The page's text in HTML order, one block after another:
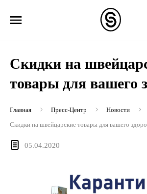
Скидки на
товары для вашего
Главная Пресс-Центр
Новости
Скидки на швейцарские товары для вашего
05.04.2020